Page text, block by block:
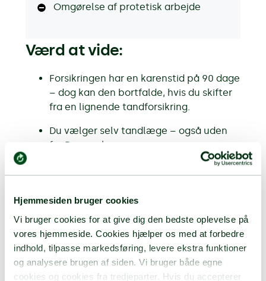
Hjemmesiden bruger cookies
Vi bruger cookies for at give dig den bedste oplevelse på
vores hjemmeside. Cookies hjælper os med at forbedre
indhold, tilpasse markedsføring, levere ekstra funktioner
og analysere brugen af siden. Vi bruger både egne
cookies og cookies fra tredjeparter. Hvis du accepterer
Omgørelse af protetisk arbejde
Værd at vide:
Forsikringen har en karenstid på 90 dage
– dog kan den bortfalde, hvis du skifter
fra en lignende tandforsikring.
Du vælger selv tandlæge – også uden
for Danmark.
Tandforsikringen løber indtil du fylder 70
Der er en årlig forsikringssum og
selvrisiko, som fremgår af din police.
Tandforsikringen udbydes i samarbejde
med MMA tandforsikring, der siden 2017
har været med til at sikre, at tusindvis af